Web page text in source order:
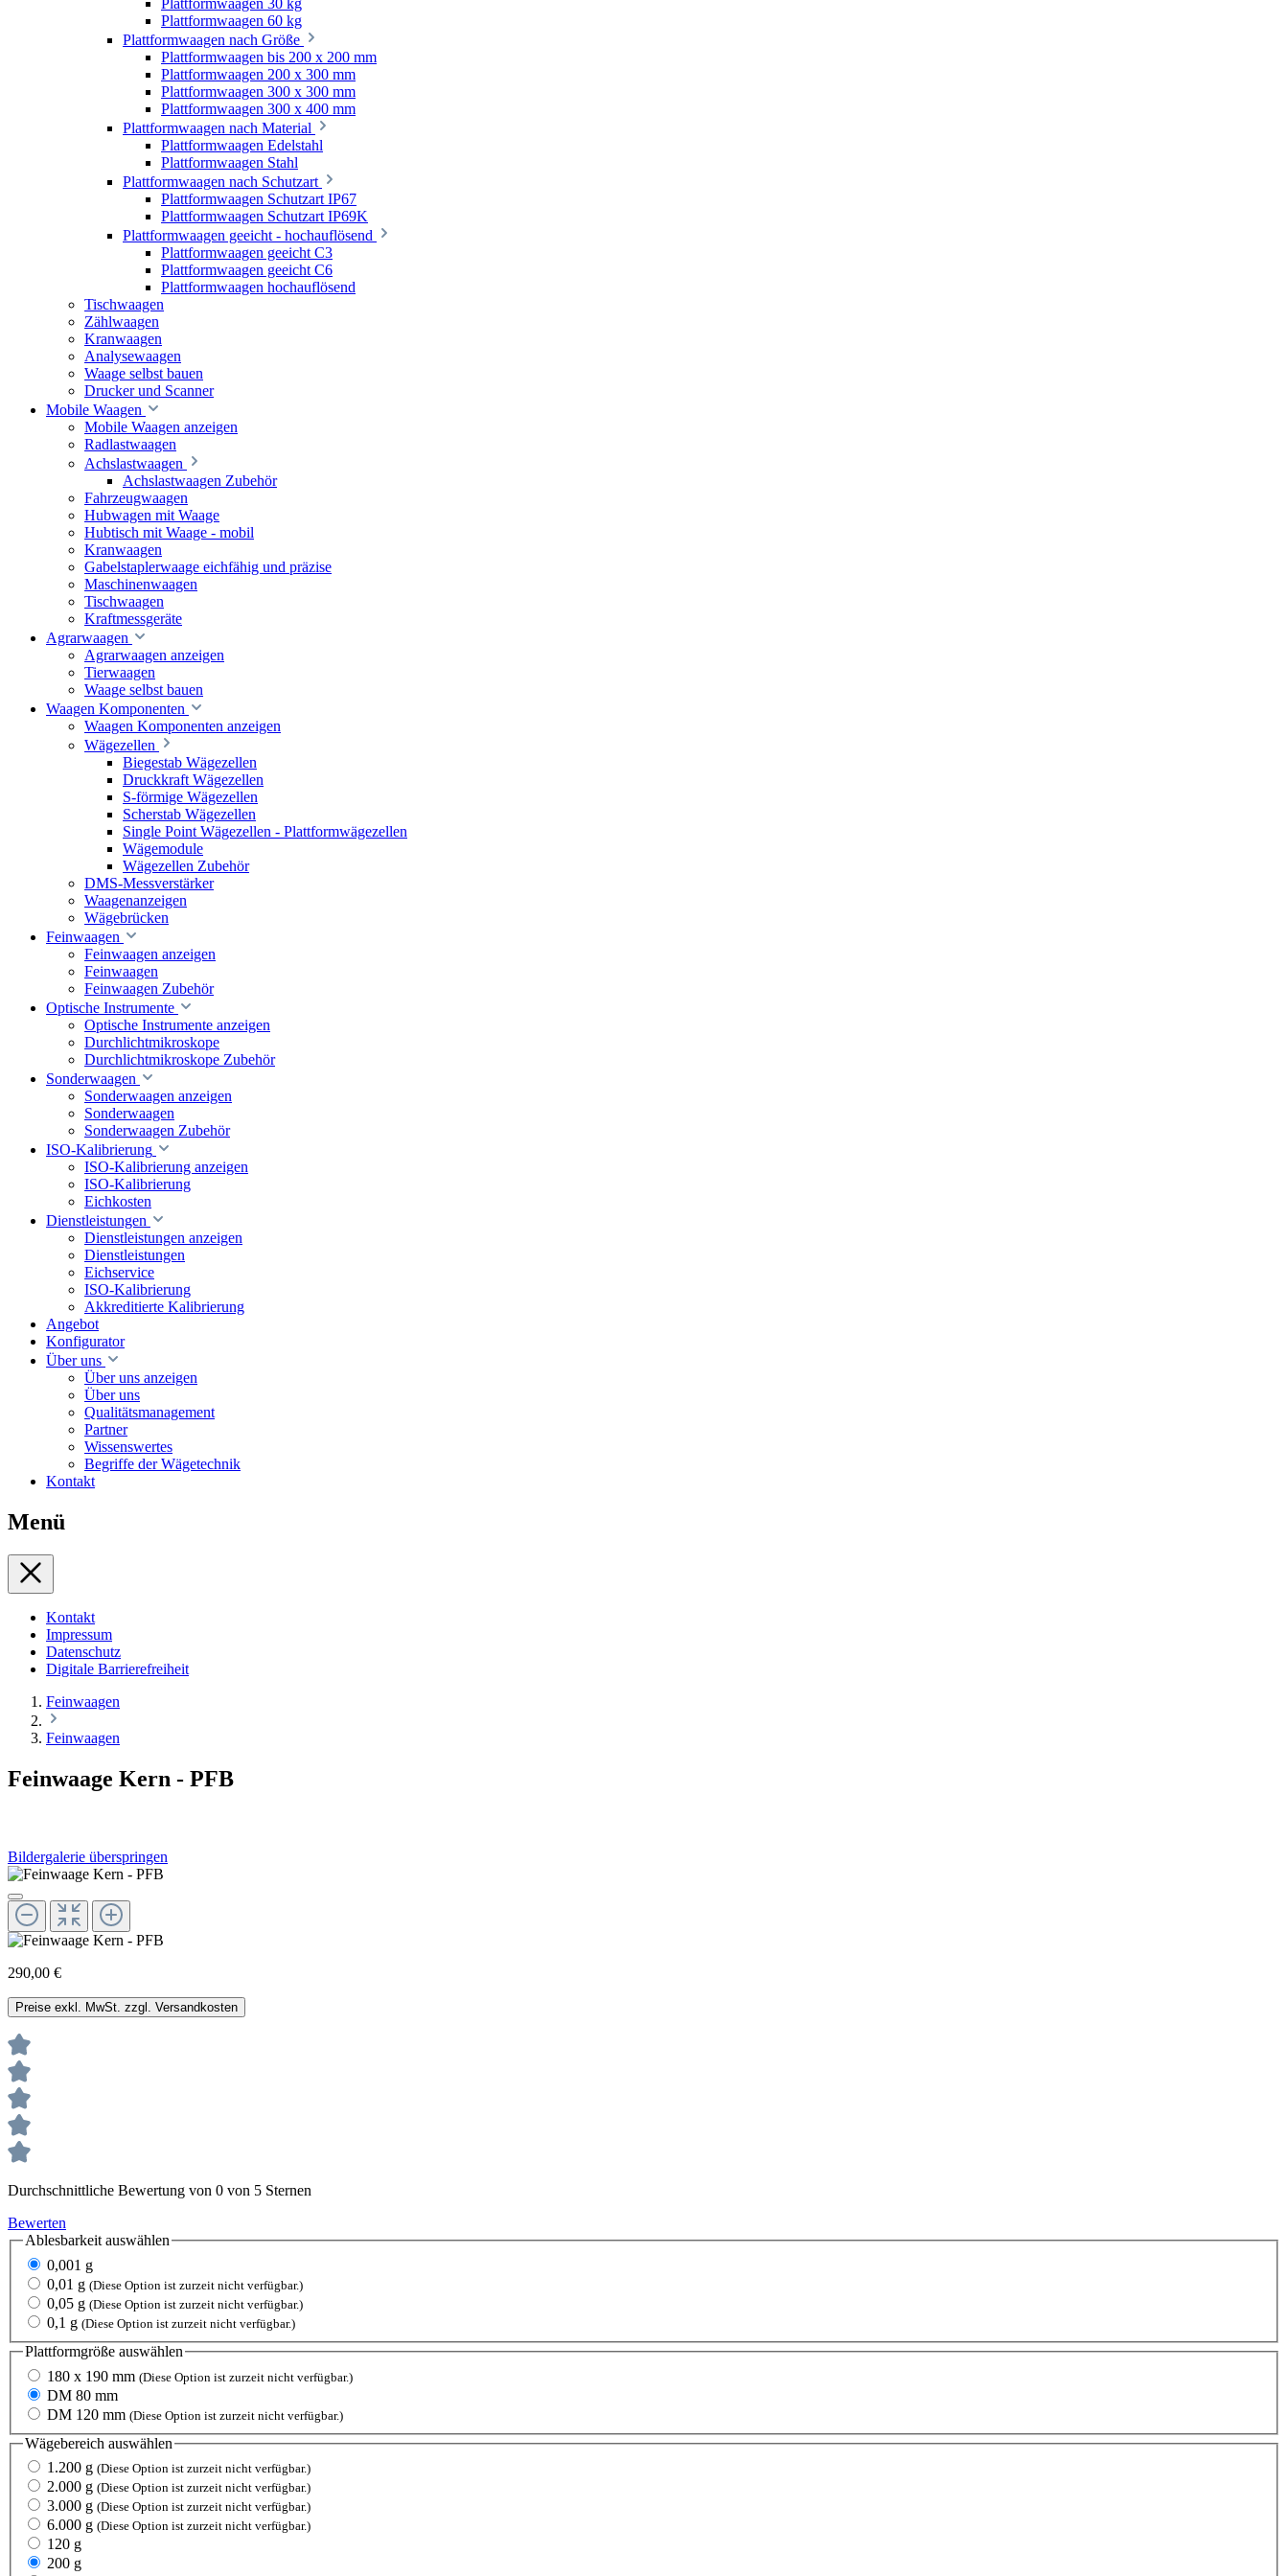
Plattformwaagen 60 kg
Plattformwaagen nach Größe
Plattformwaagen bis 200 x 200 mm
Plattformwaagen 200 x 300 mm
Plattformwaagen 300 x 300 mm
Plattformwaagen 300 x 400 mm
Plattformwaagen nach Material
Plattformwaagen Edelstahl
Plattformwaagen Stahl
Plattformwaagen nach Schutzart
Plattformwaagen Schutzart IP67
Plattformwaagen Schutzart IP69K
Plattformwaagen geeicht - hochauflösend
Plattformwaagen geeicht C3
Plattformwaagen geeicht C6
Plattformwaagen hochauflösend
Tischwaagen
Zählwaagen
Kranwaagen
Analysewaagen
Waage selbst bauen
Drucker und Scanner
Mobile Waagen
Mobile Waagen anzeigen
Radlastwaagen
Achslastwaagen
Achslastwaagen Zubehör
Fahrzeugwaagen
Hubwagen mit Waage
Hubtisch mit Waage - mobil
Kranwaagen
Gabelstaplerwaage eichfähig und präzise
Maschinenwaagen
Tischwaagen
Kraftmessgeräte
Agrarwaagen
Agrarwaagen anzeigen
Tierwaagen
Waage selbst bauen
Waagen Komponenten
Waagen Komponenten anzeigen
Wägezellen
Biegestab Wägezellen
Druckkraft Wägezellen
S-förmige Wägezellen
Scherstab Wägezellen
Single Point Wägezellen - Plattformwägezellen
Wägemodule
Wägezellen Zubehör
DMS-Messverstärker
Waagenanzeigen
Wägebrücken
Feinwaagen
Feinwaagen anzeigen
Feinwaagen
Feinwaagen Zubehör
Optische Instrumente
Optische Instrumente anzeigen
Durchlichtmikroskope
Durchlichtmikroskope Zubehör
Sonderwaagen
Sonderwaagen anzeigen
Sonderwaagen
Sonderwaagen Zubehör
ISO-Kalibrierung
ISO-Kalibrierung anzeigen
ISO-Kalibrierung
Eichkosten
Dienstleistungen
Dienstleistungen anzeigen
Dienstleistungen
Eichservice
ISO-Kalibrierung
Akkreditierte Kalibrierung
Angebot
Konfigurator
Über uns
Über uns anzeigen
Über uns
Qualitätsmanagement
Partner
Wissenswertes
Begriffe der Wägetechnik
Kontakt
Menü
Kontakt
Impressum
Datenschutz
Digitale Barrierefreiheit
Feinwaagen
Feinwaagen
Feinwaage Kern - PFB
Bildergalerie überspringen
290,00 €
Preise exkl. MwSt. zzgl. Versandkosten
Durchschnittliche Bewertung von 0 von 5 Sternen
Bewerten
Ablesbarkeitauswählen
0,001 g
0,01 g (Diese Option ist zurzeit nicht verfügbar.)
0,05 g (Diese Option ist zurzeit nicht verfügbar.)
0,1 g (Diese Option ist zurzeit nicht verfügbar.)
Plattformgröße auswählen
180 x 190 mm (Diese Option ist zurzeit nicht verfügbar.)
DM 80 mm
DM 120 mm (Diese Option ist zurzeit nicht verfügbar.)
Wägebereich auswählen
1.200 g (Diese Option ist zurzeit nicht verfügbar.)
2.000 g (Diese Option ist zurzeit nicht verfügbar.)
3.000 g (Diese Option ist zurzeit nicht verfügbar.)
6.000 g (Diese Option ist zurzeit nicht verfügbar.)
120 g
200 g